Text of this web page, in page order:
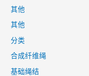
其他
其他
分类
合成纤维绳
基础绳结